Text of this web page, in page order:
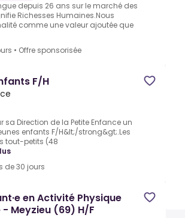
depuis 26 ans sur le marché des
Richesses Humaines.Nous
comme une valeur ajoutée que
• Offre sponsorisée
F/H
sa Direction de la Petite Enfance un
enfants F/H&lt;/strong&gt;.Les
tout-petits (48
de 30 jours
en Activité Physique
Meyzieu (69) H/F